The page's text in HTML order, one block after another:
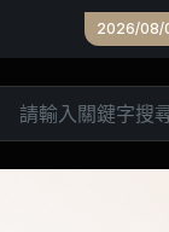
2026/08/